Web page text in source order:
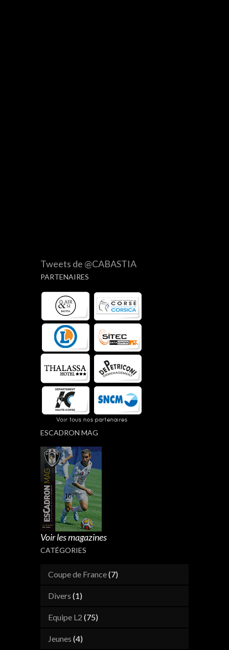
Tweets de @CABASTIA
PARTENAIRES
ESCADRON MAG
Voir les magazines
CATÉGORIES
Coupe de France(7)
Divers (1)
Equipe L2 (75)
Jeunes (4)